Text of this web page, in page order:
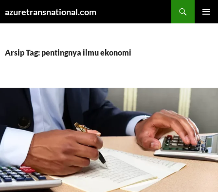
azuretransnational.com
Arsip Tag: pentingnya ilmu ekonomi